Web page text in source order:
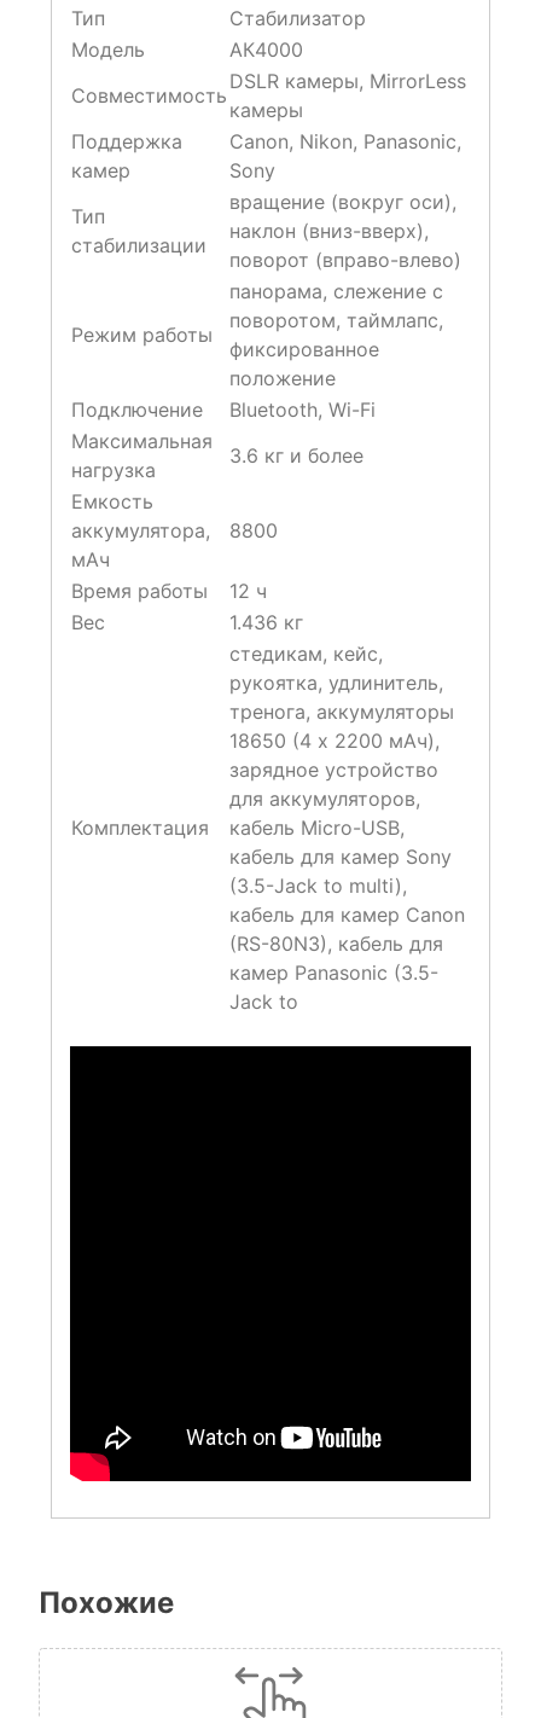
Тип
Стабилизатор
Модель
АК4000
Совместимость
DSLR камеры, MirrorLess
камеры
Поддержка
камер
Canon, Nikon, Panasonic,
Sony
Тип
стабилизации
вращение (вокруг оси),
наклон (вниз-вверх),
поворот (вправо-влево)
Режим работы
панорама, слежение с
поворотом, таймлапс,
фиксированное
положение
Подключение
Bluetooth, Wi-Fi
Максимальная
нагрузка
3.6 кг и более
Емкость
аккумулятора,
мАч
8800
Время работы
12 ч
Вес
1.436 кг
Комплектация
стедикам, кейс,
рукоятка, удлинитель,
тренога, аккумуляторы
18650 (4 х 2200 мАч),
зарядное устройство
для аккумуляторов,
кабель Micro-USB,
кабель для камер Sony
(3.5-Jack to multi),
кабель для камер Canon
(RS-80N3), кабель для
камер Panasonic (3.5-
Jack to
Похожие